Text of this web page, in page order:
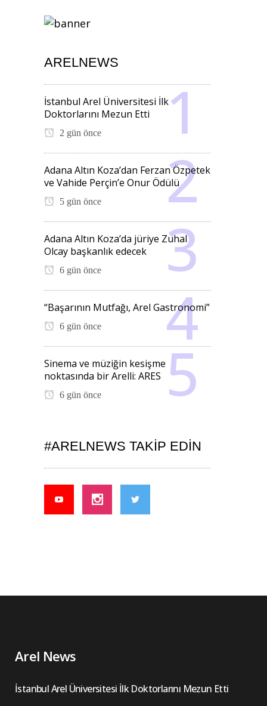
ARELNEWS
İstanbul Arel Üniversitesi İlk
Doktorlarını Mezun Etti
2 gün önce
Adana Altın Koza’dan Ferzan Özpetek
ve Vahide Perçin’e Onur Ödülü
5 gün önce
Adana Altın Koza’da jüriye Zuhal
Olcay başkanlık edecek
6 gün önce
“Başarının Mutfağı, Arel Gastronomi”
6 gün önce
Sinema ve müziğin kesişme
noktasında bir Arelli: ARES
6 gün önce
#ARELNEWS TAKIP EDIN
Arel News
İstanbul Arel Üniversitesi İlk Doktorlarını Mezun Etti